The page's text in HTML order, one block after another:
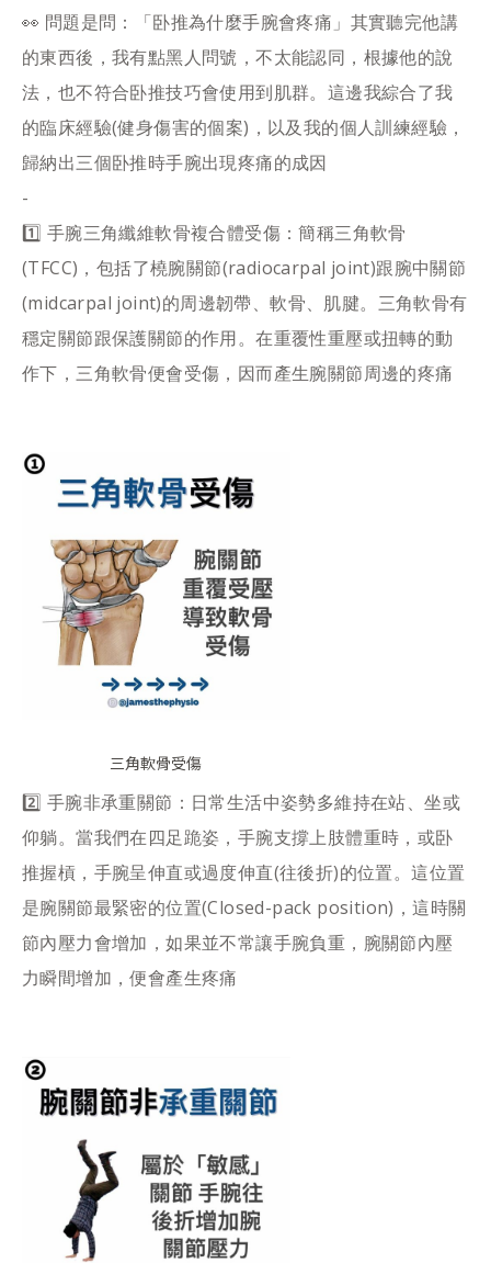
👀 問題是問：「卧推為什麼手腕會疼痛」其實聽完他講
的東西後，我有點黑人問號，不太能認同，根據他的說
法，也不符合卧推技巧會使用到肌群。這邊我綜合了我
的臨床經驗(健身傷害的個案)，以及我的個人訓練經驗，
歸納出三個卧推時手腕出現疼痛的成因
-
1️⃣ 手腕三角纖維軟骨複合體受傷：簡稱三角軟骨
(TFCC)，包括了橈腕關節(radiocarpal joint)跟腕中關節
(midcarpal joint)的周邊韌帶、軟骨、肌腱。三角軟骨有
穩定關節跟保護關節的作用。在重覆性重壓或扭轉的動
作下，三角軟骨便會受傷，因而產生腕關節周邊的疼痛
三角軟骨受傷
2️⃣ 手腕非承重關節：日常生活中姿勢多維持在站、坐或
仰躺。當我們在四足跪姿，手腕支撐上肢體重時，或卧
推握槓，手腕呈伸直或過度伸直(往後折)的位置。這位置
是腕關節最緊密的位置(Closed-pack position)，這時關
節內壓力會增加，如果並不常讓手腕負重，腕關節內壓
力瞬間增加，便會產生疼痛